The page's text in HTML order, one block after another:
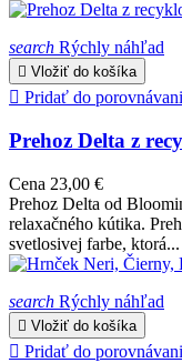
search Rýchly náhľad
 Vložiť do košíka
 Pridať do
Prehoz Delta z
Cena 23,00 €
Prehoz Delta od
relaxačného kútika.
svetlosivej farbe, ktorá...
search Rýchly náhľad
 Vložiť do košíka
 Pridať do